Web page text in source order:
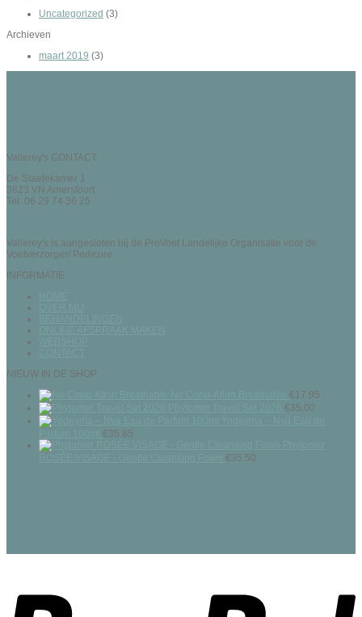
Uncategorized (3)
Archieven
maart 2019 (3)
Vallerey's CONTACT
De Staetekamer 1
3823 VN Amersfoort
Tel: 06 29 74 36 25
Vallerey's is aangesloten bij de ProVoet Landelijke Organisatie voor de
Voetverzorger/ Pedicure.
INFORMATIE
NIEUW IN DE SHOP
€17.95
€35.00
€35.85
€35.50